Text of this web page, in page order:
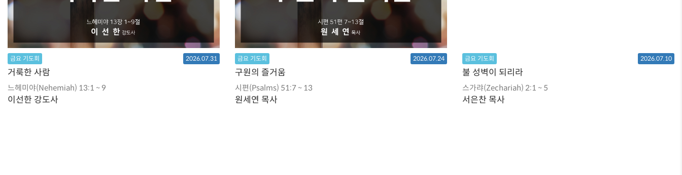
금요 기도회 2026.07.31
거룩한 사람
느헤미야(Nehemiah) 13:1 ~ 9
이선한 강도사
금요 기도회 2026.07.24
구원의 즐거움
시편(Psalms) 51:7 ~ 13
원세연 목사
금요 기도회 2026.07.10
불 성벽이 되리라
스가랴(Zechariah) 2:1 ~ 5
서은찬 목사